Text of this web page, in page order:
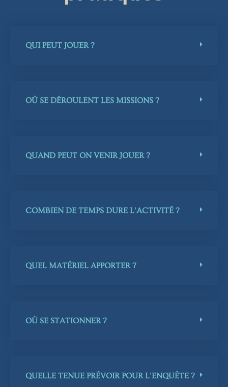
QUI PEUT JOUER ?
OÙ SE DÉROULENT LES MISSIONS ?
QUAND PEUT ON VENIR JOUER ?
COMBIEN DE TEMPS DURE L'ACTIVITÉ ?
QUEL MATÉRIEL APPORTER ?
OÙ SE STATIONNER ?
QUELLE TENUE PRÉVOIR POUR L'ENQUÊTE ?